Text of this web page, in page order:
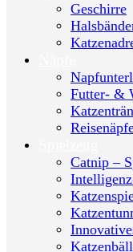
Geschirre
Futter- &
Catnip –